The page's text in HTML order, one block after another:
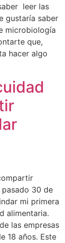
leer las
gustaría saber
microbiología
que,
hacer algo
30 de
mi primera
alimentaria.
las empresas
18 años. Este